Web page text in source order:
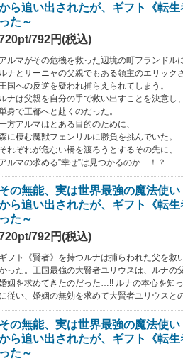
ら追い出されたが、ギフト《転
った～
792円(税込)
アルマがその危機を救った辺境の町フランドル
ルナとサーニャの父親でもある領主のエリック
王国への反逆を疑われ捕らえられてしまう。
ルナは父親を自分の手で救い出すことを決意し、
身で王都へと赴くのだった。
方アルマはとある目的のために、
に棲む魔獣フェンリルに勝負を挑んでいた。
それぞれが危ない橋を渡ろうとするその先に、
アルマの求める”幸せ”は見つかるのか…！？
その無能、実は世界最強の魔法使
ら追い出されたが、ギフト《転
った～
792円(税込)
ギフト《賢者》を持つルナは捕らわれた父を救
った。王国最強の大賢者ユリウスは、ルナの
姻を求めてきたのだった…!! ルナの本心を知
に従い、婚姻の無効を求めて大賢者ユリウスと
その無能、実は世界最強の魔法使
ら追い出されたが、ギフト《転
った～